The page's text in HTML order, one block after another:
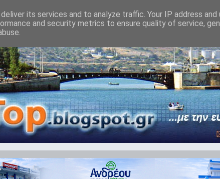
its services and to analyze traffic. Your IP address and
and security metrics to ensure quality of service,